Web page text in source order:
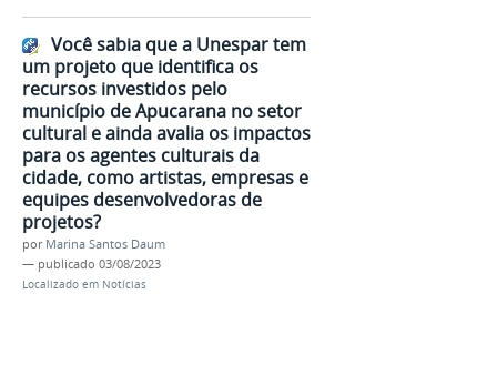
Você sabia que a Unespar tem
um projeto que identifica os
recursos investidos pelo
município de Apucarana no setor
cultural e ainda avalia os impactos
para os agentes culturais da
cidade, como artistas, empresas e
equipes desenvolvedoras de
projetos?
por Marina Santos Daum
— publicado 03/08/2023
Localizado em Notícias